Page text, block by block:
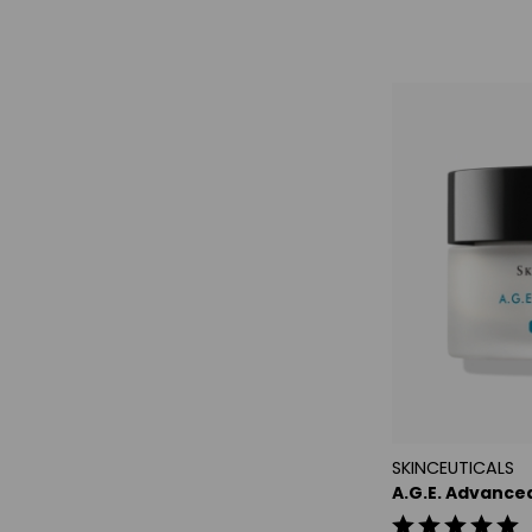
schützt vor
neutralisiert
SKINCEUTICALS
A.G.E.